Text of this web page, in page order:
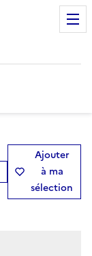
Ajouter
à ma
sélection